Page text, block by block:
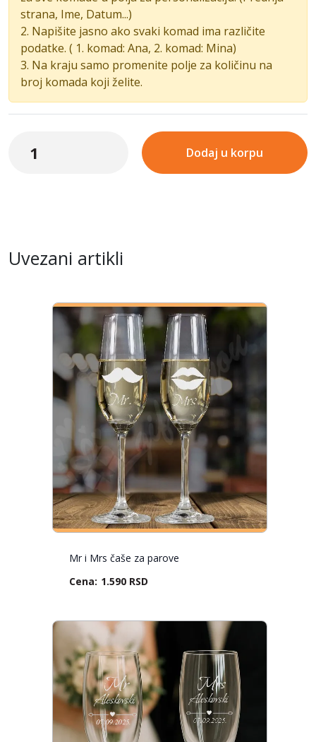
strana, Ime, Datum...)
2. Napišite jasno ako svaki komad ima različite
podatke. ( 1. komad: Ana, 2. komad: Mina)
3. Na kraju samo promenite polje za količinu na
broj komada koji želite.
Dodaj u korpu
Uvezani artikli
Mr i Mrs čaše za parove
1.590 RSD